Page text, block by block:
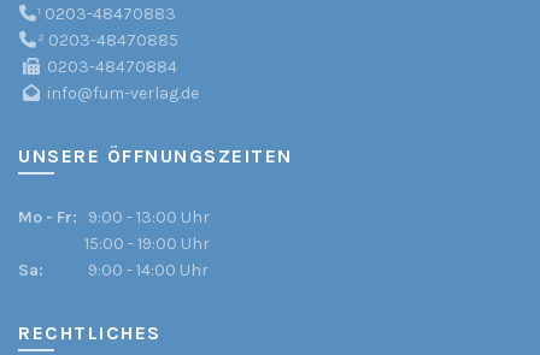
¹ 0203-48470883
² 0203-48470885
0203-48470884
info@fum-verlag.de
UNSERE ÖFFNUNGSZEITEN
Mo - Fr:
9:00 - 13:00 Uhr
15:00 - 19:00 Uhr
Sa:
9:00 - 14:00 Uhr
RECHTLICHES